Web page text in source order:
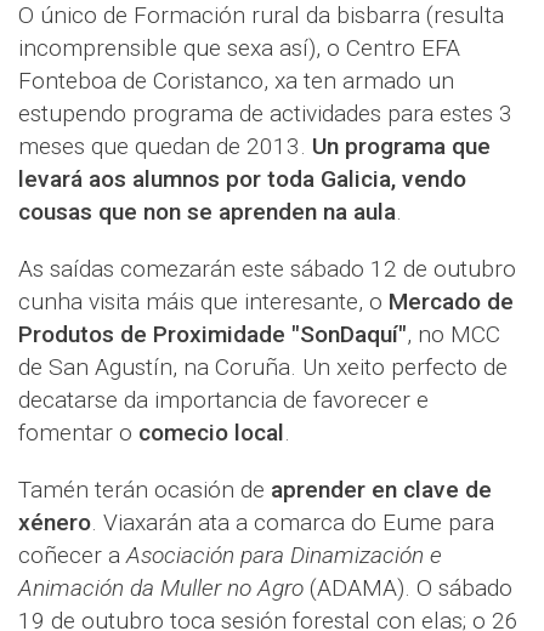
O único de Formación rural da bisbarra (resulta
incomprensible que sexa así), o Centro EFA
Fonteboa de Coristanco, xa ten armado un
estupendo programa de actividades para estes 3
meses que quedan de 2013. Un programa que
levará aos alumnos por toda Galicia, vendo
cousas que non se aprenden na aula.
As saídas comezarán este sábado 12 de outubro
cunha visita máis que interesante, o Mercado de
Produtos de Proximidade "SonDaquí", no MCC
de San Agustín, na Coruña. Un xeito perfecto de
decatarse da importancia de favorecer e
fomentar o comecio local.
Tamén terán ocasión de aprender en clave de
xénero. Viaxarán ata a comarca do Eume para
coñecer aAsociación para Dinamización e
Animación da Muller no Agro (ADAMA). O sábado
19 de outubro toca sesión forestal con elas; o 26